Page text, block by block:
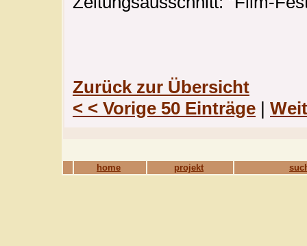
Zurück zur Übersicht
< < Vorige 50 Einträge |
home projekt